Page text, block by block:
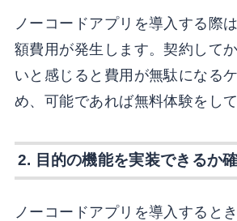
ノーコードアプリを導入する際
額費用が発生します。契約して
いと感じると費用が無駄になる
め、可能であれば無料体験をし
2. 目的の機能を実装できるか
ノーコードアプリを導入すると